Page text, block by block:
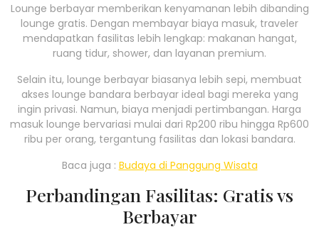
Lounge berbayar memberikan kenyamanan lebih dibanding
lounge gratis. Dengan membayar biaya masuk, traveler
mendapatkan fasilitas lebih lengkap: makanan hangat,
ruang tidur, shower, dan layanan premium.
Selain itu, lounge berbayar biasanya lebih sepi, membuat
akses lounge bandara berbayar ideal bagi mereka yang
ingin privasi. Namun, biaya menjadi pertimbangan. Harga
masuk lounge bervariasi mulai dari Rp200 ribu hingga Rp600
ribu per orang, tergantung fasilitas dan lokasi bandara.
Baca juga : Budaya di Panggung Wisata
Perbandingan Fasilitas: Gratis vs
Berbayar